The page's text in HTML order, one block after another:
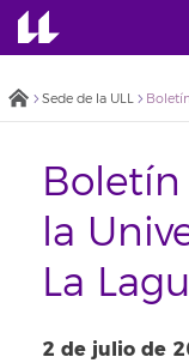
Sede de la ULL
la
La
2 de julio de